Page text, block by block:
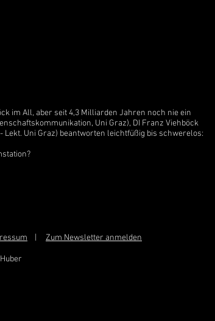
im All, aber seit 4,3 Milliarden Jahren noch nie ein
Uni Graz), DI Franz Viehböck
Lekt. Uni Graz) beantworten leichtfüßig bis schwerelos:
Zum Newsletter anmelden